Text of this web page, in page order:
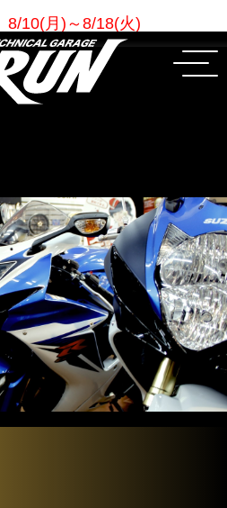
8/10(月)～8/18(火)